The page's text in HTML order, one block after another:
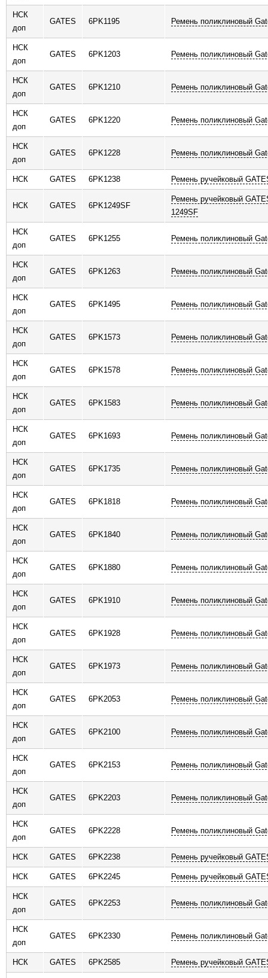
НСК
доп
GATES 6PK1195 Ремень поликлиновый
НСК
доп
GATES 6PK1203 Ремень поликлиновый
НСК
доп
GATES 6PK1210 Ремень поликлиновый
НСК
доп
GATES 6PK1220 Ремень поликлиновый
НСК
доп
GATES 6PK1228 Ремень поликлиновый
НСК GATES 6PK1238 Ремень ручейковый
НСК GATES 6PK1249SF
Ремень ручейковый
1249SF
НСК
доп
GATES 6PK1255 Ремень поликлиновый
НСК
доп
GATES 6PK1263 Ремень поликлиновый
НСК
доп
GATES 6PK1495 Ремень поликлиновый
НСК
доп
GATES 6PK1573 Ремень поликлиновый
НСК
доп
GATES 6PK1578 Ремень поликлиновый
НСК
доп
GATES 6PK1583 Ремень поликлиновый
НСК
доп
GATES 6PK1693 Ремень поликлиновый
НСК
доп
GATES 6PK1735 Ремень поликлиновый
НСК
доп
GATES 6PK1818 Ремень поликлиновый
НСК
доп
GATES 6PK1840 Ремень поликлиновый
НСК
доп
GATES 6PK1880 Ремень поликлиновый
НСК
доп
GATES 6PK1910 Ремень поликлиновый
НСК
доп
GATES 6PK1928 Ремень поликлиновый
НСК
доп
GATES 6PK1973 Ремень поликлиновый
НСК
доп
GATES 6PK2053 Ремень поликлиновый
НСК
доп
GATES 6PK2100 Ремень поликлиновый
НСК
доп
GATES 6PK2153 Ремень поликлиновый
НСК
доп
GATES 6PK2203 Ремень поликлиновый
НСК
доп
GATES 6PK2228 Ремень поликлиновый
НСК GATES 6PK2238 Ремень ручейковый
НСК GATES 6PK2245 Ремень ручейковый
НСК
доп
GATES 6PK2253 Ремень поликлиновый
НСК
доп
GATES 6PK2330 Ремень поликлиновый
НСК GATES 6PK2585 Ремень ручейковый